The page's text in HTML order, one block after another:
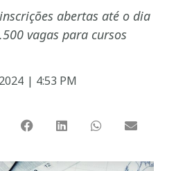
abertas até o dia
vagas para cursos
| 4:53 PM